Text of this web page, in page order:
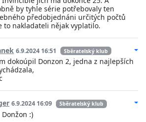
by tyhle série potřebovaly ten
předobjednáni určitých počtů
to nakladateli nějak vyplatilo.
6.9.2024 16:51 Sběratelský klub
dokoúpil Donzon 2, jedna z najlepších
6.9.2024 16:09 Sběratelský klub
:)